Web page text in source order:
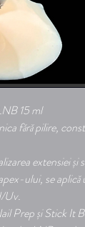
15 ml
fără pilire,
extensiei și
ului, se aplică
Uv.
Prep și Stick It